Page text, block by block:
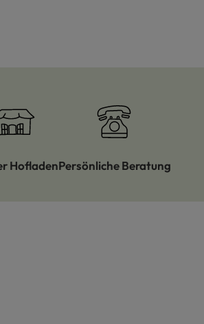
HofladenPersönliche Beratung